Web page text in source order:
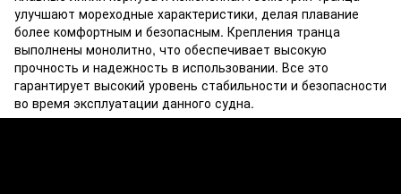
улучшают мореходные характеристики, делая плавание
более комфортным и безопасным. Крепления транца
выполнены монолитно, что обеспечивает высокую
прочность и надежность в использовании. Все это
гарантирует высокий уровень стабильности и безопасности
во время эксплуатации данного судна.